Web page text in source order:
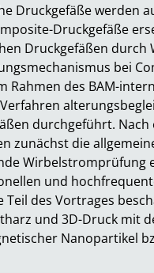
Druckgefäße werden
Druckgefäße
Druckgefäßen
bei
Rahmen des BAM-
durchgeführt.
zunächst die
Wirbelstromprüfung
und
Teil des Vortrages
und 3D-Druck mit
Nanopartikel